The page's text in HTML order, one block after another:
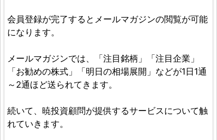
会員登録が完了するとメールマガジンの閲覧が可能
になります。
メールマガジンでは、「注目銘柄」「注目企業」
「お勧めの株式」「明日の相場展開」などが1日1通
～2通ほど送られてきます。
続いて、暁投資顧問が提供するサービスについて触
れていきます。